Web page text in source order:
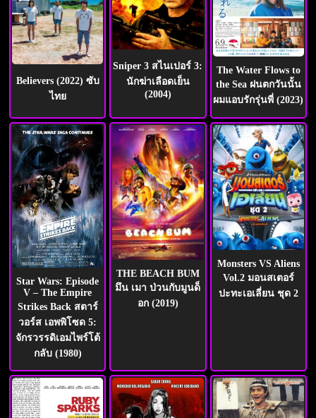
Believers (2022) ซับ
ไทย
Sniper 3 สไนเปอร์ 3:
นักฆ่าเลือดเย็น
(2004)
The Water Flows to
the Sea ฝนตกวันนั้น
ผมแอบรักรุ่นพี่ (2023)
Star Wars: Episode
V – The Empire
Strikes Back สตาร์
วอร์ส เอพพิโซด 5:
จักรวรรดิเอมไพร์โต้
กลับ (1980)
THE BEACH BUM
มึน เมา ป่วนกับมูนด็
อก (2019)
Monsters VS Aliens
Vol.2 มอนสเตอร์
ปะทะเอเลี่ยน ชุด 2